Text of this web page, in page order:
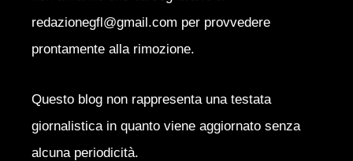
redazionegfl@gmail.com per provvedere
prontamente alla rimozione.
Questo blog non rappresenta una testata
giornalistica in quanto viene aggiornato senza
alcuna periodicità.